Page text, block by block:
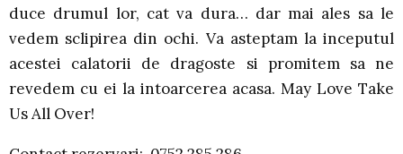
duce drumul lor, cat va dura… dar mai ales sa le
vedem sclipirea din ochi. Va asteptam la inceputul
acestei calatorii de dragoste si promitem sa ne
revedem cu ei la intoarcerea acasa. May Love Take
Us All Over!